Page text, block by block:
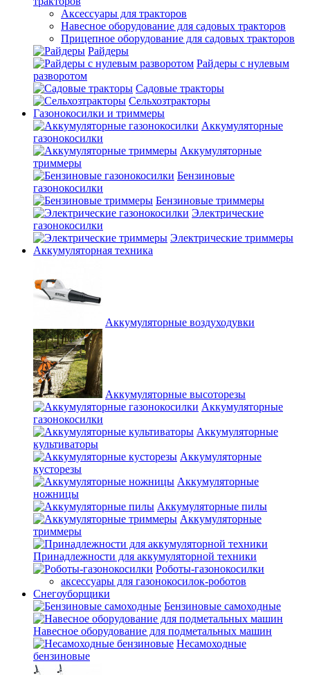
Аксессуары для тракторов
Навесное оборудование для садовых тракторов
Прицепное оборудование для садовых тракторов
Райдеры
Райдеры с нулевым
разворотом
Садовые тракторы
Сельхозтракторы
Газонокосилки и триммеры
Аккумуляторные
газонокосилки
Аккумуляторные
триммеры
Бензиновые
газонокосилки
Бензиновые триммеры
Электрические
газонокосилки
Электрические триммеры
Аккумуляторная техника
Аккумуляторные воздуходувки
Аккумуляторные высоторезы
Аккумуляторные
газонокосилки
Аккумуляторные
культиваторы
Аккумуляторные
кусторезы
Аккумуляторные
ножницы
Аккумуляторные пилы
Аккумуляторные
триммеры
Принадлежности для аккумуляторной техники
Роботы-газонокосилки
аксессуары для газонокосилок-роботов
Снегоуборщики
Бензиновые самоходные
Навесное оборудование для подметальных машин
Несамоходные
бензиновые